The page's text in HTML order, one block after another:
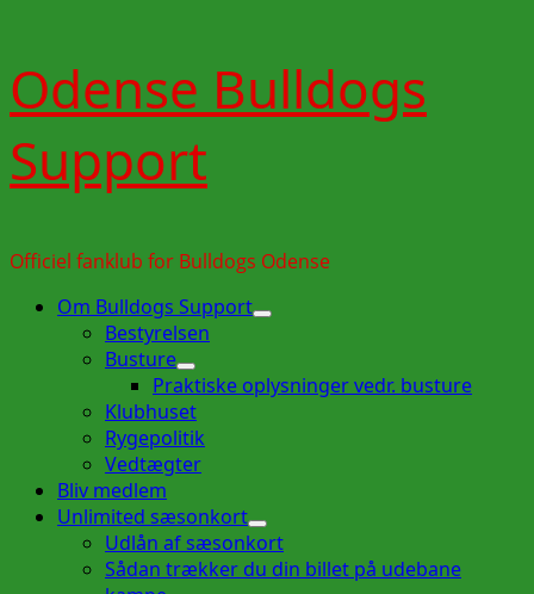
to
content
Odense Bulldogs
Support
Officiel fanklub for Bulldogs Odense
PrimaryOm Bulldogs Support
Bestyrelsen
Busture
Praktiske oplysninger vedr. busture
Klubhuset
Rygepolitik
Vedtægter
Bliv medlem
Unlimited sæsonkort
Udlån af sæsonkort
Sådan trækker du din billet på udebane